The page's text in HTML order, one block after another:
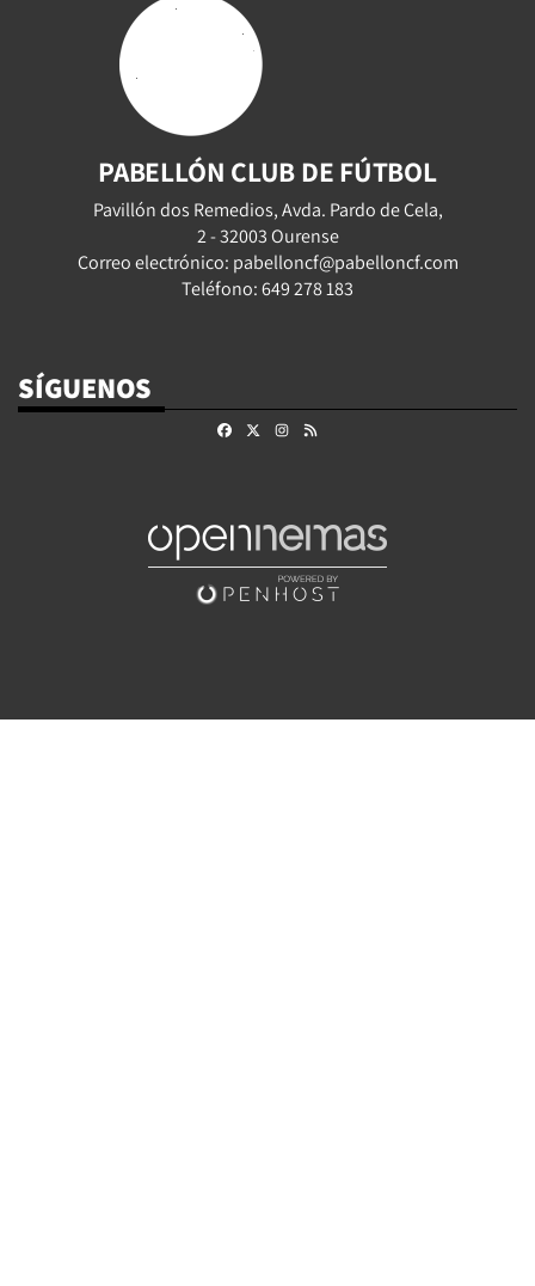
PABELLÓN CLUB DE FÚTBOL
Pavillón dos Remedios, Avda. Pardo de Cela,
2 - 32003 Ourense
Correo electrónico: pabelloncf@pabelloncf.com
Teléfono: 649 278 183
SÍGUENOS
FacebookInstagram